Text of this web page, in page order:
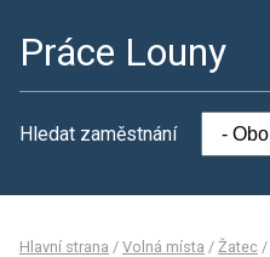
Práce Louny
Hledat zaměstnání
Hlavní strana / Volná místa / Žatec /